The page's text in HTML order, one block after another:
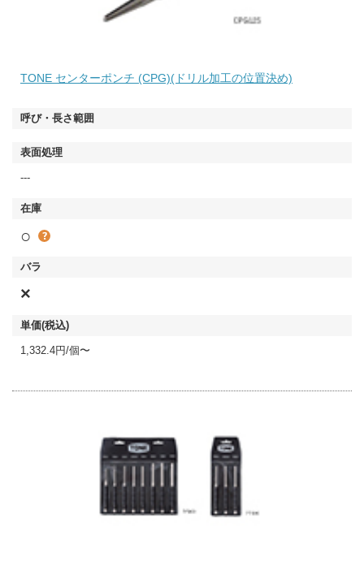
TONE センターポンチ (CPG)(ドリル加工の位置決め)
---
○
×
1,332.4円/個〜